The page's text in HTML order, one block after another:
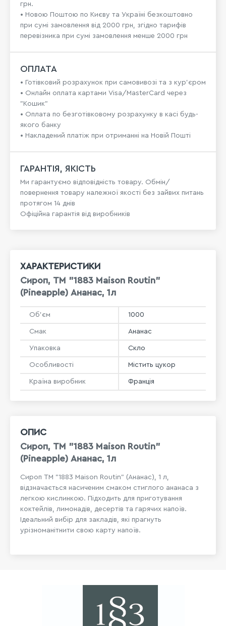
грн.
• Новою Поштою по Києву та Україні безкоштовно
при сумі замовлення від 2000 грн, згідно тарифів
перевізника при сумі замовлення менше 2000 грн
ОПЛАТА
• Готівковий розрахунок при самовивозі та з кур’єром
• Онлайн оплата картами Visa/MasterCard через
"Кошик"
• Оплата по безготівковому розрахунку в касі будь-
якого банку
• Накладений платіж при отриманні на Новій Пошті
ГАРАНТІЯ, ЯКІСТЬ
Ми гарантуємо відповідність товару. Обмін/
повернення товару належної якості без зайвих питань
протягом 14 днів
Офіційна гарантія від виробників
ОПИС
Сироп, ТМ "1883 Maison Routin"
(Pineapple) Ананас, 1л
Сироп ТМ "1883 Maison Routin" (Ананас), 1 л,
відзначається насиченим смаком стиглого ананаса з
легкою кислинкою. Підходить для приготування
коктейлів, лимонадів, десертів та гарячих напоїв.
Ідеальний вибір для закладів, які прагнуть
урізноманітнити свою карту напоїв.
ХАРАКТЕРИСТИКИ
Сироп, ТМ "1883 Maison Routin"
(Pineapple) Ананас, 1л
Об'єм 1000
Смак Ананас
Упаковка Скло
Особливості Містить цукор
Країна виробник Франція